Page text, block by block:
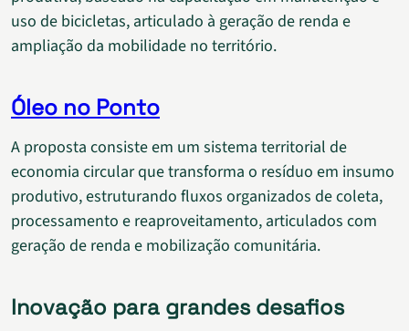
uso de bicicletas, articulado à geração de renda e
ampliação da mobilidade no território.
Óleo no Ponto
A proposta consiste em um sistema territorial de
economia circular que transforma o resíduo em insumo
produtivo, estruturando fluxos organizados de coleta,
processamento e reaproveitamento, articulados com
geração de renda e mobilização comunitária.
Inovação para grandes desafios